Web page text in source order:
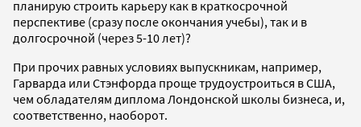
планирую строить карьеру как в краткосрочной
перспективе (сразу после окончания учебы), так и в
долгосрочной (через 5-10 лет)?
При прочих равных условиях выпускникам, например,
Гарварда или Стэнфорда проще трудоустроиться в США,
чем обладателям диплома Лондонской школы бизнеса, и,
соответственно, наоборот.